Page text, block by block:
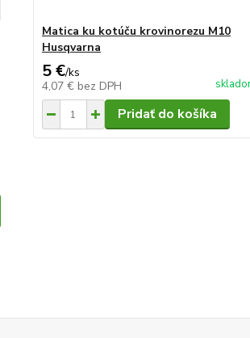
Matica ku kotúču krovinorezu M10
Husqvarna
5 €/ks
4,07 € bez DPH
Pridať do košíka